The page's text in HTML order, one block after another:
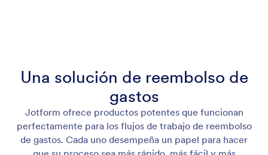
Una solución de reembolso de
gastos
Jotform ofrece productos potentes que funcionan
perfectamente para los flujos de trabajo de reembolso
de gastos. Cada uno desempeña un papel para hacer